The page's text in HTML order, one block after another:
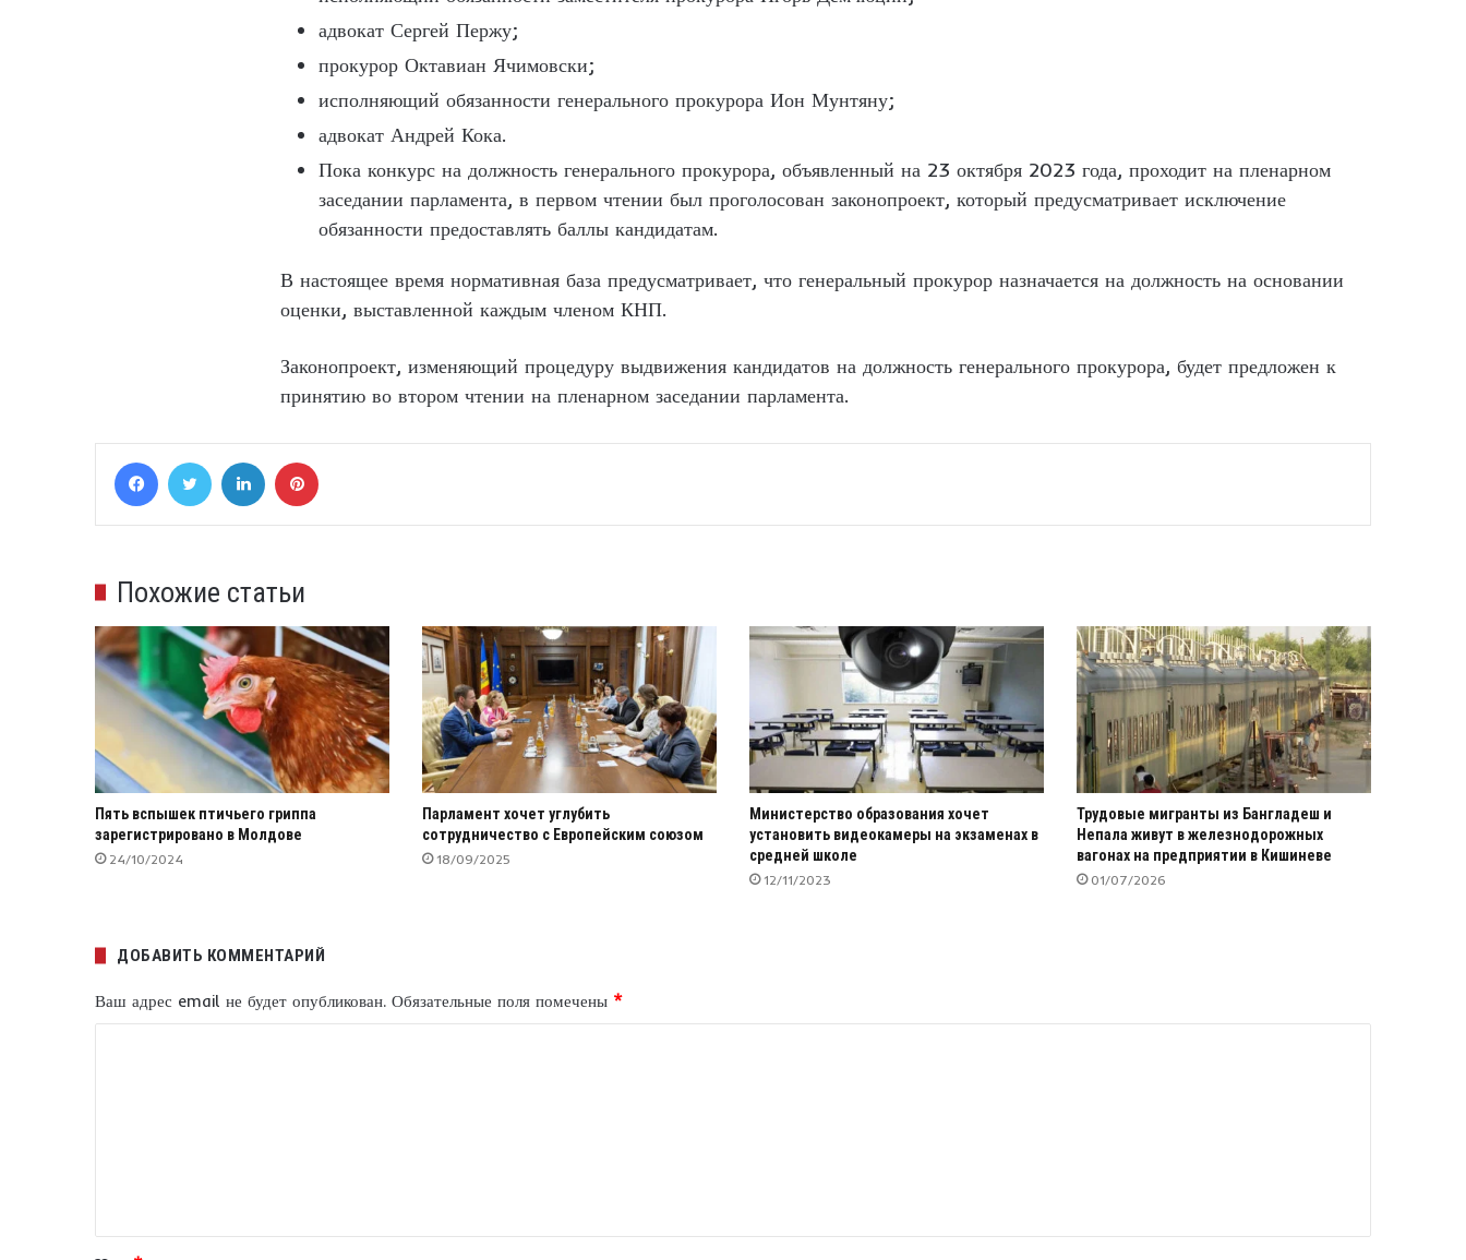
адвокат Сергей Пержу;
прокурор Октавиан Ячимовски;
исполняющий обязанности генерального прокурора Ион Мунтяну;
адвокат Андрей Кока.
Пока конкурс на должность генерального прокурора, объявленный на 23 октября 2023 года, проходит на пленарном
заседании парламента, в первом чтении был проголосован законопроект, который предусматривает исключение
обязанности предоставлять баллы кандидатам.
В настоящее время нормативная база предусматривает, что генеральный прокурор назначается на должность на основании
оценки, выставленной каждым членом КНП.
Законопроект, изменяющий процедуру выдвижения кандидатов на должность генерального прокурора, будет предложен к
принятию во втором чтении на пленарном заседании парламента.
FacebookTwitter LinkedIn
Похожие статьи
Пять вспышек птичьего гриппа
зарегистрировано в Молдове
24/10/2024
Парламент хочет углубить
сотрудничество с Европейским союзом
18/09/2025
Министерство образования хочет
установить видеокамеры на экзаменах в
средней школе
12/11/2023
Трудовые мигранты из Бангладеш и
Непала живут в железнодорожных
вагонах на предприятии в Кишиневе
01/07/2026
ДОБАВИТЬ КОММЕНТАРИЙ
Ваш адрес email не будет опубликован. Обязательные поля помечены *
т